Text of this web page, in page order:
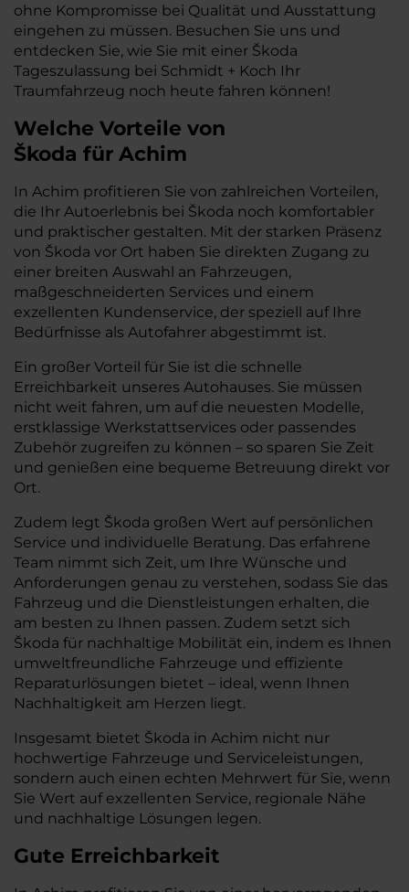
ohne Kompromisse bei Qualität und Ausstattung
eingehen zu müssen. Besuchen Sie uns und
entdecken Sie, wie Sie mit einer Škoda
Tageszulassung bei Schmidt + Koch Ihr
Traumfahrzeug noch heute fahren können!
Welche Vorteile von
Škoda für Achim
In Achim profitieren Sie von zahlreichen Vorteilen,
die Ihr Autoerlebnis bei Škoda noch komfortabler
und praktischer gestalten. Mit der starken Präsenz
von Škoda vor Ort haben Sie direkten Zugang zu
einer breiten Auswahl an Fahrzeugen,
maßgeschneiderten Services und einem
exzellenten Kundenservice, der speziell auf Ihre
Bedürfnisse als Autofahrer abgestimmt ist.
Ein großer Vorteil für Sie ist die schnelle
Erreichbarkeit unseres Autohauses. Sie müssen
nicht weit fahren, um auf die neuesten Modelle,
erstklassige Werkstattservices oder passendes
Zubehör zugreifen zu können – so sparen Sie Zeit
und genießen eine bequeme Betreuung direkt vor
Ort.
Zudem legt Škoda großen Wert auf persönlichen
Service und individuelle Beratung. Das erfahrene
Team nimmt sich Zeit, um Ihre Wünsche und
Anforderungen genau zu verstehen, sodass Sie das
Fahrzeug und die Dienstleistungen erhalten, die
am besten zu Ihnen passen. Zudem setzt sich
Škoda für nachhaltige Mobilität ein, indem es Ihnen
umweltfreundliche Fahrzeuge und effiziente
Reparaturlösungen bietet – ideal, wenn Ihnen
Nachhaltigkeit am Herzen liegt.
Insgesamt bietet Škoda in Achim nicht nur
hochwertige Fahrzeuge und Serviceleistungen,
sondern auch einen echten Mehrwert für Sie, wenn
Sie Wert auf exzellenten Service, regionale Nähe
und nachhaltige Lösungen legen.
Gute Erreichbarkeit